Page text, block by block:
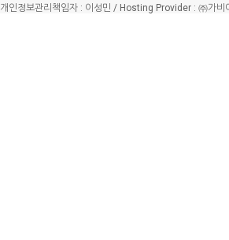
개인정보관리책임자 : 이성민 / Hosting Provider : ㈜가비